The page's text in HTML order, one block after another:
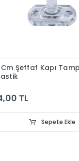
Şeffaf Kapı
TL
Sepete Ekle